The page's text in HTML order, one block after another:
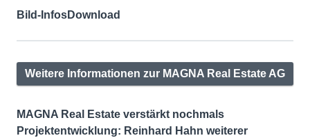
Bild-InfosDownload
Weitere Informationen zur MAGNA Real Estate AG
MAGNA Real Estate verstärkt nochmals
Projektentwicklung: Reinhard Hahn weiterer